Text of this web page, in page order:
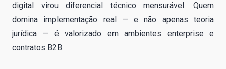
digital virou diferencial técnico mensurável. Quem
domina implementação real — e não apenas teoria
jurídica — é valorizado em ambientes enterprise e
contratos B2B.